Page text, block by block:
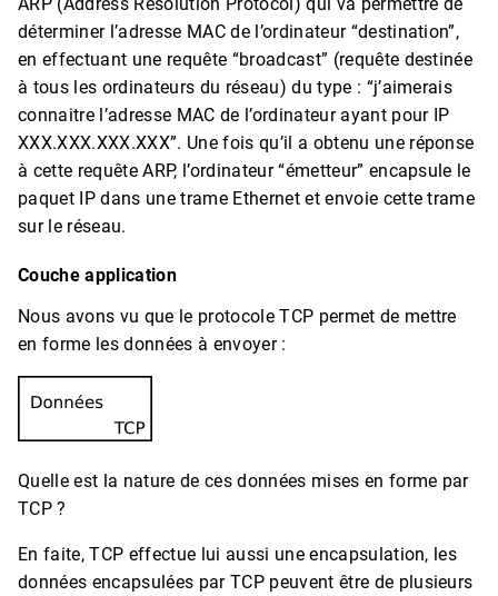
déterminer l’adresse MAC de l’ordinateur “destination”,
en effectuant une requête “broadcast” (requête destinée
à tous les ordinateurs du réseau) du type : “j’aimerais
connaitre l’adresse MAC de l’ordinateur ayant pour IP
XXX.XXX.XXX.XXX”. Une fois qu’il a obtenu une réponse
à cette requête ARP, l’ordinateur “émetteur” encapsule le
paquet IP dans une trame Ethernet et envoie cette trame
sur le réseau.
Couche application
Nous avons vu que le protocole TCP permet de mettre
en forme les données à envoyer :
Quelle est la nature de ces données mises en forme par
TCP ?
En faite, TCP effectue lui aussi une encapsulation, les
données encapsulées par TCP peuvent être de plusieurs